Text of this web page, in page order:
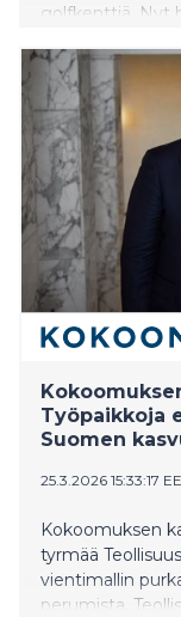
golfkenttiä. Nyt
rakentaa
tehdään ihmistä
Työpaikkoja
Suomen
25.3.2026 15:33:17
Kokoomuksen
tyrmää
vientimallin
perumista.